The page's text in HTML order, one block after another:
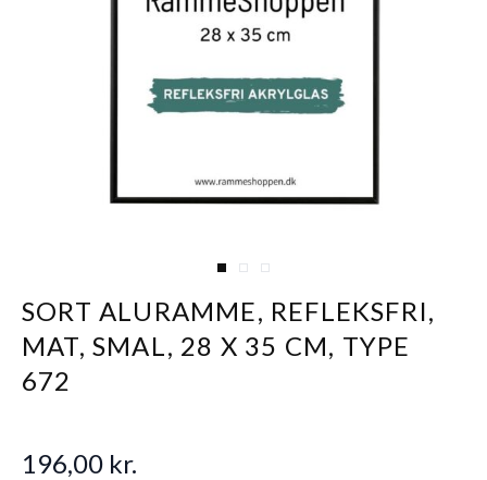
View larger image
View larger image
View larger image
SORT ALURAMME, REFLEKSFRI,
MAT, SMAL, 28 X 35 CM, TYPE
672
196,00 kr.